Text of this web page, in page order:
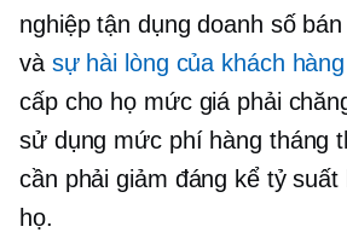
nghiệp tận dụng doanh số
và sự hài lòng của khách hàng
cấp cho họ mức giá phải
sử dụng mức phí hàng tháng
cần phải giảm đáng kể tỷ
họ.